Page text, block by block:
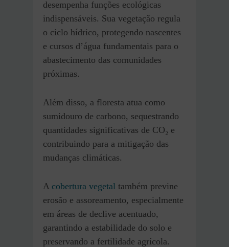
desempenha funções ecológicas
indispensáveis. Sua vegetação regula
o ciclo hídrico, protegendo nascentes
e cursos d’água fundamentais para o
abastecimento das comunidades
próximas.
Além disso, a floresta atua como
sumidouro de carbono, sequestrando
quantidades significativas de CO₂ e
contribuindo para a mitigação das
mudanças climáticas.
A cobertura vegetal também previne
erosão e assoreamento, especialmente
em áreas de declive acentuado,
garantindo a estabilidade do solo e
preservando a fertilidade agrícola.